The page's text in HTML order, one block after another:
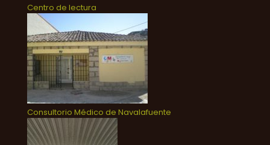
Centro de lectura
Consultorio Médico de Navalafuente